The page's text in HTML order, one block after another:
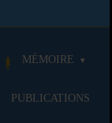
MÉMOIRE
PUBLICATIONS